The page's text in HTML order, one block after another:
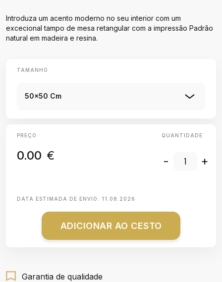
Introduza um acento moderno no seu interior com um
excecional tampo de mesa retangular com a impressão Padrão
natural em madeira e resina.
TAMANHO
50x50 Cm
PREÇO
0.00 €
QUANTIDADE
- +
DATA ESTIMADA DE ENVIO: 11.08.2026
ADICIONAR AO CESTO
Garantia de qualidade